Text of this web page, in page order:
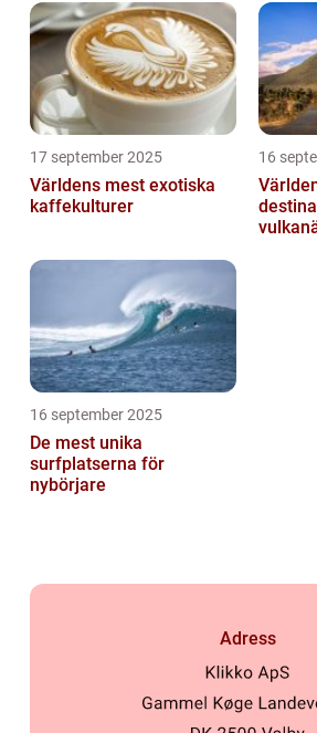
17 september 2025
Världens mest exotiska
kaffekulturer
16
16 september 2025
De mest unika
surfplatserna för
nybörjare
Adress